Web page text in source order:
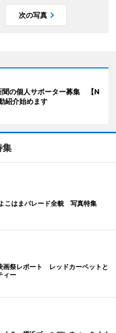
次の写真
聞の個人サポーター募集 【N
紹介始めます
集
こはまパレード全貌 写真特集
画祭レポート レッドカーペットと
ィー